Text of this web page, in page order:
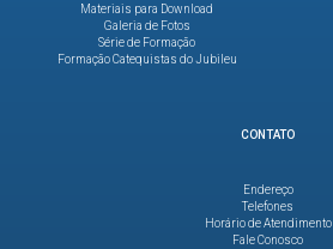
Materiais para Download
Galeria de Fotos
Série de Formação
Formação Catequistas do Jubileu
CONTATO
Endereço
Telefones
Horário de Atendimento
Fale Conosco